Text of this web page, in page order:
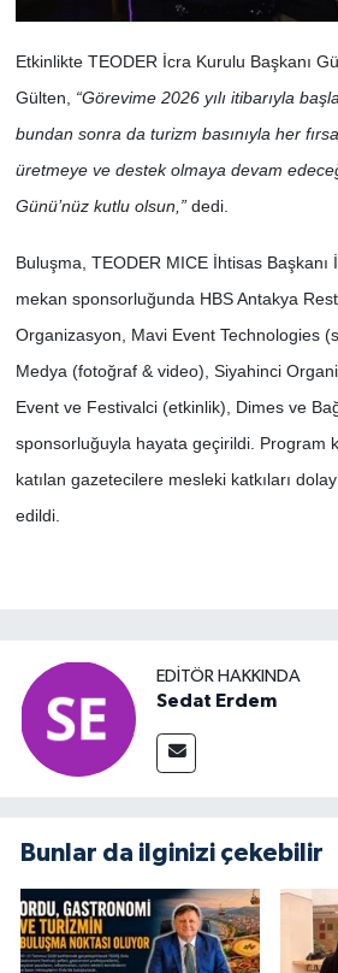
Etkinlikte TEODER İcra Kurulu Başkanı
Gülten, “Görevime 2026 yılı itibarıyla
bundan sonra da turizm basınıyla her
üretmeye ve destek olmaya devam
Günü’nüz kutlu olsun,”dedi.
Buluşma, TEODER MICE İhtisas Başkanı
mekan sponsorluğunda HBS Antakya
Organizasyon, Mavi Event Technologies
Medya (fotoğraf & video), Siyahinci
Event ve Festivalci (etkinlik), Dimes ve
sponsorluğuyla hayata geçirildi. Program
katılan gazetecilere mesleki katkıları
edildi.
EDITÖR HAKKINDA
Sedat Erdem
Bunlar da ilginizi çekebilir